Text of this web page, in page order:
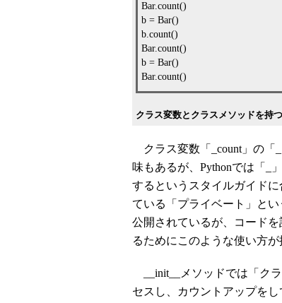
Bar.count()
b = Bar()
b.count()
Bar.count()
b = Bar()
Bar.count()
クラス変数とクラスメソッドを持
クラス変数「_count」の「
味もあるが、Pythonでは「_
するというスタイルガイド
ている「プライベート」と
公開されているが、コード
るためにこのような使い方が
__init__メソッドでは「ク
セスし、カウントアップを